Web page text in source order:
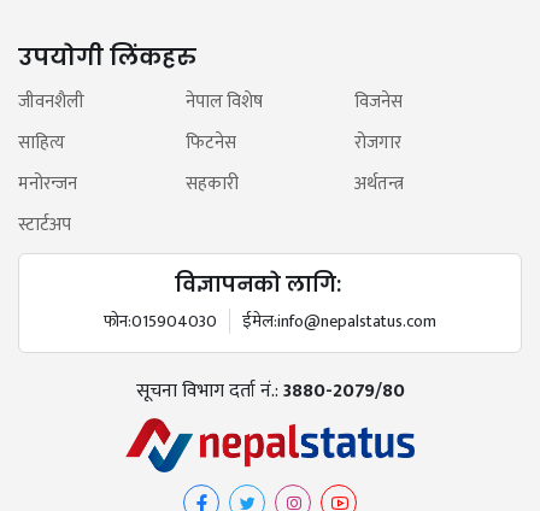
उपयोगी लिंकहरु
जीवनशैली नेपाल विशेष
विजनेस
साहित्य
फिटनेस
रोजगार
मनोरन्जन
सहकारी
अर्थतन्त्र
स्टार्टअप
विज्ञापनको लागि:
फोन:015904030 ईमेल:info@nepalstatus.com
सूचना विभाग दर्ता नं.:3880-2079/80